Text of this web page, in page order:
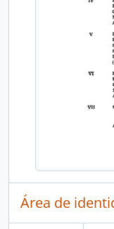
Área de